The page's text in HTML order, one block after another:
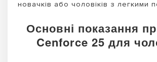
новачків або чоловіків з легкими
Основні показання
Cenforce 25 для